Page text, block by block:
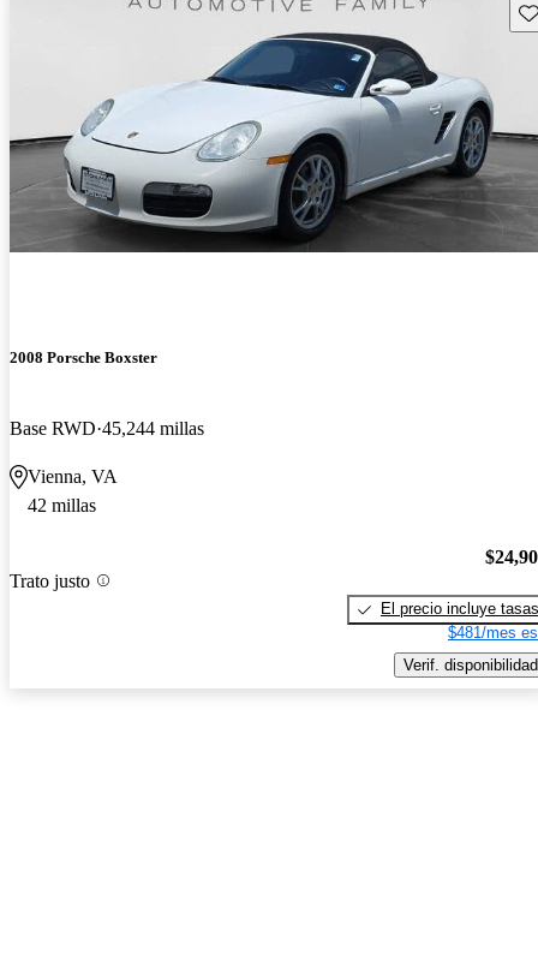
2008 Porsche Boxster
Base RWD 45,244 millas
Vienna, VA
42 millas
Trato justo
El precio incluye tasas
$481/mes
Verif. disponibilidad